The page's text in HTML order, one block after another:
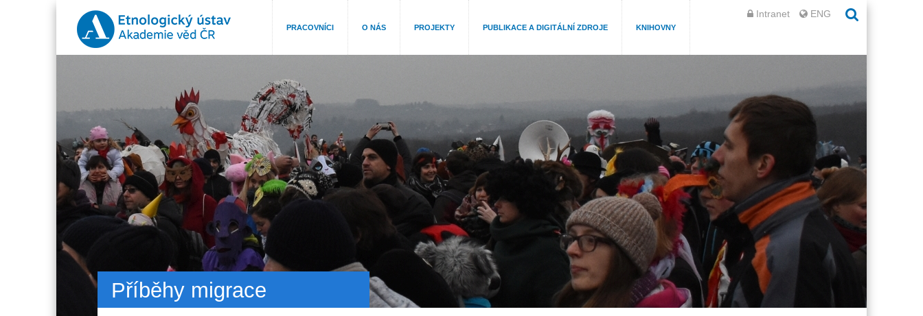
PRACOVNÍCI O NÁS PROJEKTY PUBLIKACE A DIGITÁLNÍ ZDROJE KNIHOVNY
Intranet ENG
Příběhy migrace